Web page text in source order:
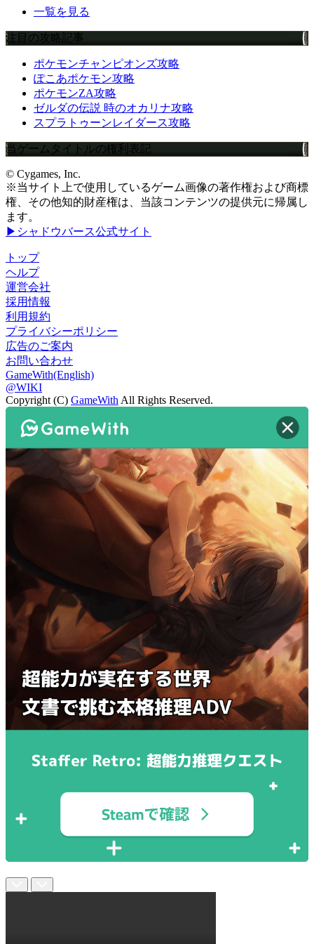
一覧を見る
注目の攻略記事
ポケモンチャンピオンズ攻略
ぽこあポケモン攻略
ポケモンZA攻略
ゼルダの伝説 時のオカリナ攻略
スプラトゥーンレイダース攻略
当ゲームタイトルの権利表記
© Cygames, Inc.
※当サイト上で使用しているゲーム画像の著作権および商標
権、その他知的財産権は、当該コンテンツの提供元に帰属し
ます。
▶シャドウバース公式サイト
トップ
ヘルプ
運営会社
採用情報
利用規約
プライバシーポリシー
広告のご案内
お問い合わせ
GameWith(English)
@WIKI
Copyright (C) GameWith All Rights Reserved.